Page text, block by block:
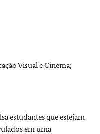
Visual e Cinema;
estudantes que estejam
em uma